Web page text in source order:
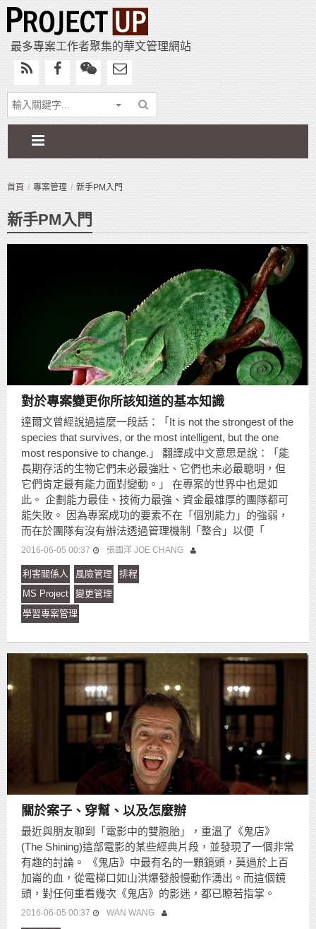
最多專案工作者聚集的華文管理網站
首頁 專案管理 新手PM入門
新手PM入門
對於專案變更你所該知道的基本知識
達爾文曾經說過這麼一段話：「It is not the strongest of the
species that survives, or the most intelligent, but the one
most responsive to change.」 翻譯成中文意思是說：「能
長期存活的生物它們未必最強壯、它們也未必最聰明，但
它們肯定最有能力面對變動。」 在專案的世界中也是如
此。 企劃能力最佳、技術力最強、資金最雄厚的團隊都可
能失敗。 因為專案成功的要素不在「個別能力」的強弱，
而在於團隊有沒有辦法透過管理機制「整合」以便「
2016-06-05 00:37 張國洋 JOE CHANG
利害關係人 風險管理
排程
MS Project
變更管理
學習專案管理
關於案子、穿幫、以及怎麼辦
最近與朋友聊到「電影中的雙胞胎」，重溫了《鬼店》
(The Shining)這部電影的某些經典片段，並發現了一個非常
有趣的討論。 《鬼店》中最有名的一顆鏡頭，莫過於上百
加崙的血，從電梯口如山洪爆發般慢動作湧出。而這個鏡
頭，對任何重看幾次《鬼店》的影迷，都已瞭若指掌。
2016-06-05 00:37 WAN WANG